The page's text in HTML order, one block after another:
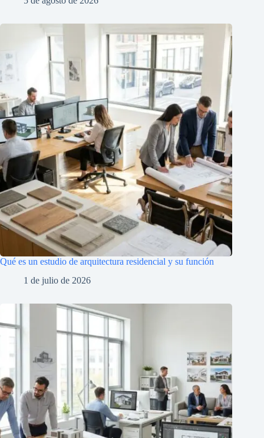
Qué es un estudio de arquitectura residencial y su función
1 de julio de 2026